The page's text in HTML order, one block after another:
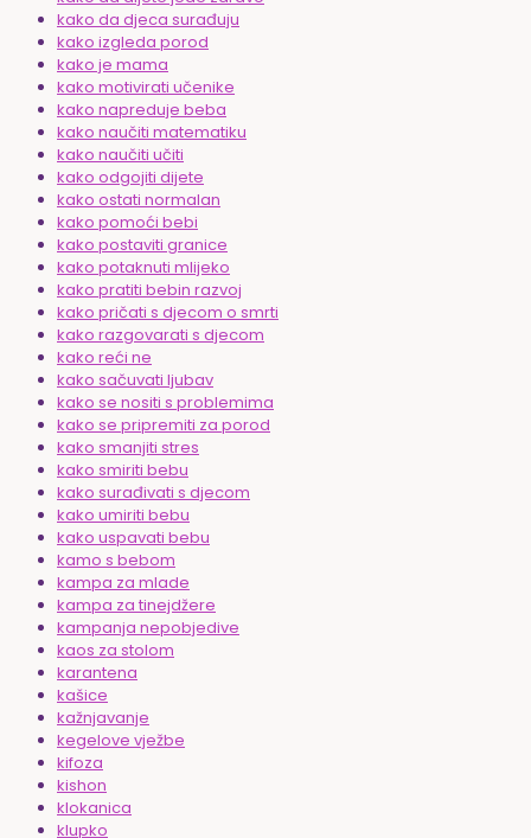
kako da djeca surađuju
kako izgleda porod
kako je mama
kako motivirati učenike
kako napreduje beba
kako naučiti matematiku
kako naučiti učiti
kako odgojiti dijete
kako ostati normalan
kako pomoći bebi
kako postaviti granice
kako potaknuti mlijeko
kako pratiti bebin razvoj
kako pričati s djecom o smrti
kako razgovarati s djecom
kako reći ne
kako sačuvati ljubav
kako se nositi s problemima
kako se pripremiti za porod
kako smanjiti stres
kako smiriti bebu
kako surađivati s djecom
kako umiriti bebu
kako uspavati bebu
kamo s bebom
kampa za mlade
kampa za tinejdžere
kampanja nepobjedive
kaos za stolom
karantena
kašice
kažnjavanje
kegelove vježbe
kifoza
kishon
klokanica
klupko